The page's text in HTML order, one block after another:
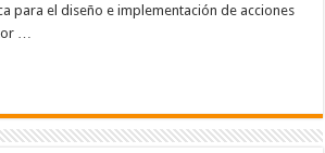
para el diseño e implementación de acciones
…